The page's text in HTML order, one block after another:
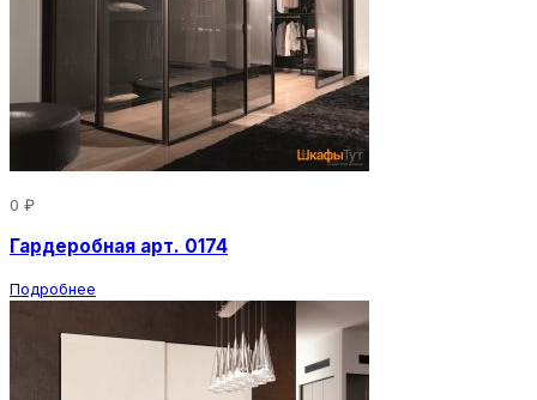
0 ₽
Гардеробная арт. 0174
Подробнее